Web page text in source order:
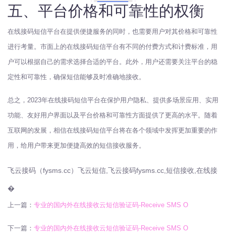
五、平台价格和可靠性的权衡
在线接码短信平台在提供便捷服务的同时，也需要用户对其价格和可靠性
进行考量。市面上的在线接码短信平台有不同的付费方式和计费标准，用
户可以根据自己的需求选择合适的平台。此外，用户还需要关注平台的稳
定性和可靠性，确保短信能够及时准确地接收。
总之，2023年在线接码短信平台在保护用户隐私、提供多场景应用、实用
功能、友好用户界面以及平台价格和可靠性方面提供了更高的水平。随着
互联网的发展，相信在线接码短信平台将在各个领域中发挥更加重要的作
用，给用户带来更加便捷高效的短信接收服务。
飞云接码（fysms.cc）飞云短信,飞云接码fysms.cc,短信接收,在线接
�
上一篇： 专业的国内外在线接收云短信验证码-Receive SMS O
下一篇： 专业的国内外在线接收云短信验证码-Receive SMS O